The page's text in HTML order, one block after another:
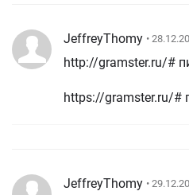
JeffreyThomy •
http://gramster.ru/#
https://gramster.ru/#
JeffreyThomy •